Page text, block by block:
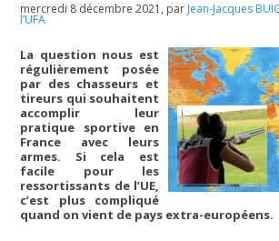
mercredi 8 décembre 2021, par Jean-Jacques
l’UFA
La question nous est
régulièrement posée
par des chasseurs et
tireurs qui souhaitent
accomplir leur
pratique sportive en
France avec leurs
armes. Si cela est
facile pour les
ressortissants de l’UE,
c’est plus compliqué
quand on vient de pays extra-européens.